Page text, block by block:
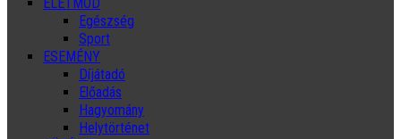
ÉLETMÓD
Egészség
Sport
ESEMÉNY
Díjátadó
Előadás
Hagyomány
Helytörténet